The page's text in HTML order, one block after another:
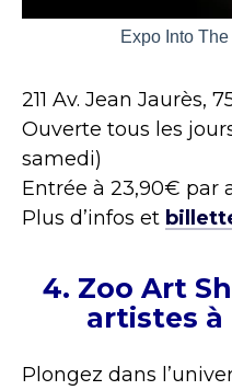
Expo Into
211 Av. Jean Jaurès,
Ouverte tous les
samedi)
Entrée à 23,90€ par
Plus d’infos et
4. Zoo Art
artistes à
Plongez dans